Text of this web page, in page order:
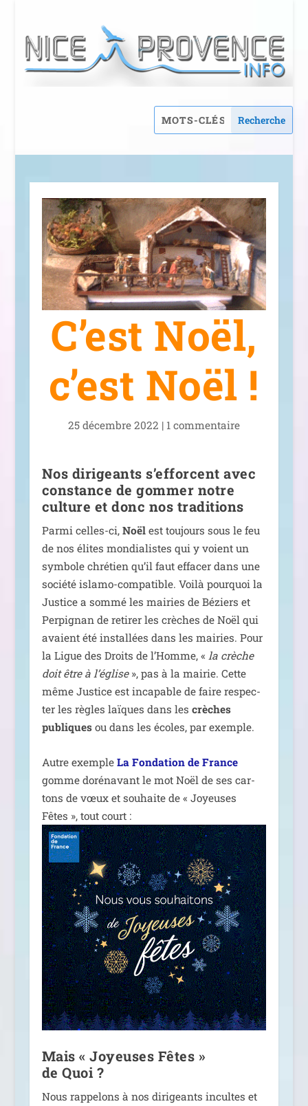
C’est Noël,
c’est Noël !
25 décembre 2022 | 1 com­men­taire
Nos dirigeants s’efforcent avec
constance de gommer notre
culture et donc nos traditions
Parmi celles-ci, Noëlest tou­jours sous le feu
de nos élites mon­dia­listes qui y voient un
sym­bole chré­tien qu’il faut effa­cer dans une
socié­té isla­mo-com­pa­tible. Voilà pour­quoi la
Justice a som­mé les mai­ries de Béziers et
Perpignan de reti­rer les crèches de Noël qui
avaient été ins­tal­lées dans les mai­ries. Pour
la Ligue des Droits de l’Homme, « la crèche
doit être à l’église», pas à la mai­rie. Cette
même Justice est inca­pable de faire res­pec­
ter les règles laïques dans les crèches
publiquesou dans les écoles, par exemple.
Autre exemple La Fondation de France
gomme doré­na­vant le mot Noël de ses car­
tons de vœux et sou­haite de « Joyeuses
Fêtes », tout court :
Mais « Joyeuses Fêtes »
de Quoi ?
Nous rap­pe­lons à nos diri­geants incultes et